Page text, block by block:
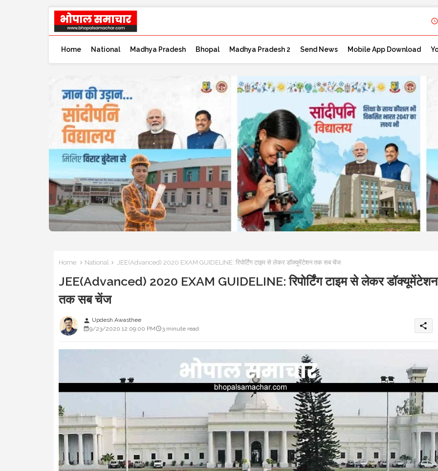
Home National Madhya Pradesh Bhopal Madhya Pradesh 2 Send News Mobile App Download
Home National JEE(Advanced) 2020 EXAM GUIDELINE: रिपोर्टिंग टाइम से लेकर डॉक्यूमेंटेशन तक सब चेंज
JEE(Advanced) 2020 EXAM GUIDELINE: रिपोर्टिंग टाइम से लेकर डॉक्यूमेंटेशन
तक सब चेंज
person Updesh Awasthee
9/23/2020 12:09:00 PM
3 minute read share